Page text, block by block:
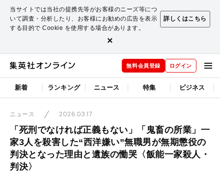
当サイトでは当社の提携先等がお客様のニーズ等につ
いて調査・分析したり、お客様にお勧めの広告を表示
する目的で Cookie を使用する場合があります。
詳しくはこちら
×
無料会員登録 ログイン
新着 ランキング ニュース 特集 ビジネス
ニュース 2026.03.17
「死刑でなければ正義もない」「鬼畜の所業」一
家3人を殺害した“西洋嫌い”無職男が無期懲役の
判決となった理由と遺族の慟哭〈飯能一家殺人・
判決〉